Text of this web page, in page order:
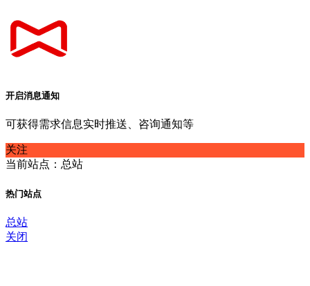
开启消息通知
可获得需求信息实时推送、咨询通知等
关注
当前站点：总站
热门站点
总站
关闭